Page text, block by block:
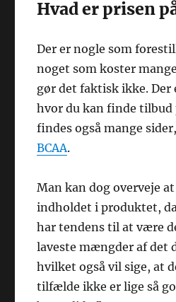
Hvad er prisen
Der er nogle som
noget som koster
gør det faktisk ikke. Der
hvor du kan finde tilbud
findes også mange
BCAA.
Man kan dog overveje
indholdet i produktet,
har tendens til at være
laveste mængder af det
hvilket også vil sige, at
tilfælde ikke er lige så